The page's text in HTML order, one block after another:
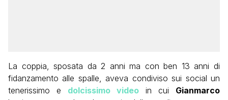
La coppia, sposata da 2 anni ma con ben 13 anni di
fidanzamento alle spalle, aveva condiviso sui social un
tenerissimo e dolcissimo video in cui Gianmarco